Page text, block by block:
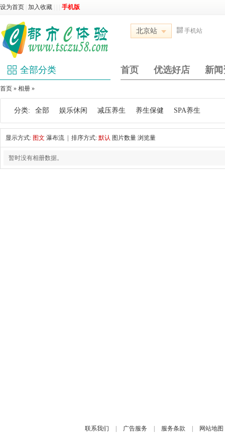
设为首页 加入收藏 手机版
北京站 手机站
全部分类 首页 优选好店 新闻
首页 » 相册 »
分类: 全部 娱乐休闲 减压养生 养生保健 SPA养生
显示方式: 图文 瀑布流 | 排序方式: 默认 图片数量 浏览量
暂时没有相册数据。
联系我们 广告服务 服务条款 网站地图